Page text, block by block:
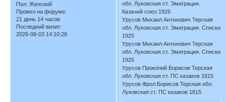
Пол: Женский
Провел на форуме:
21 день 14 часов
Последний визит:
2026-08-03 14:10:28
обл. Луковская ст. Эмиграция.
Казачий союз 1926
Урусов Михаил Антонович Терская
обл. Луковская ст. Эмиграция. Списки
1925
Урусов Михаил Антонович Терская
обл. Луковская ст. Эмиграция. Списки
1925
Урусов Прокопий Борисов Терская
обл. Луковская ст. ПС казаков 1815
Урусов Фрол Борисов Терская обл.
Луковская ст. ПС казаков 1815